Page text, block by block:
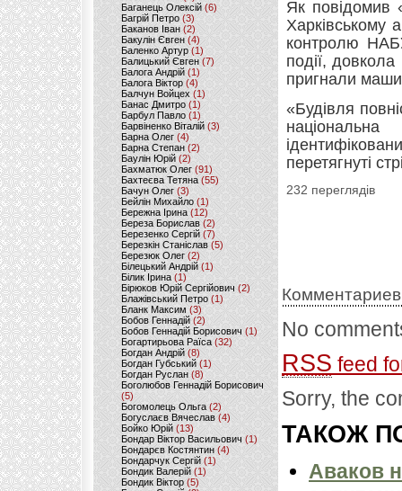
Баганець Олексій(6)
Багрій Петро (3)
Баканов Іван(2)
Бакулін Євген (4)
Баленко Артур(1)
Балицький Євген(7)
Балога Андрій (1)
Балога Віктор (4)
Балчун Войцех (1)
Банас Дмитро (1)
Барбул Павло(1)
Барвіненко Віталій(3)
Барна Олег (4)
Барна Степан (2)
Баулін Юрій (2)
Бахматюк Олег (91)
Бахтеєва Тетяна(55)
Бачун Олег (3)
Бейлін Михайло (1)
Бережна Ірина(12)
Береза Борислав(2)
Березенко Сергій (7)
Березкін Станіслав (5)
Березюк Олег(2)
Білецький Андрій (1)
Білик Ірина (1)
Бірюков Юрій Сергійович (2)
Блажівський Петро (1)
Бланк Максим(3)
Бобов Геннадій (2)
Бобов Геннадій Борисович (1)
Богартирьова Раїса (32)
Богдан Андрій(8)
Богдан Губський (1)
Богдан Руслан(8)
Боголюбов Геннадій Борисович
(5)
Богомолець Ольга (2)
Богуслаєв Вячеслав (4)
Бойко Юрій (13)
Бондар Віктор Васильович (1)
Бондарєв Костянтин (4)
Бондарчук Сергій(1)
Бондик Валерій (1)
Бондик Віктор(5)
Як повідомив
Харківському
контролю
події,
пригнали
«Будівля
перетягнуті
232 переглядів
No
RSS feed
Sorry, the
ТАКОЖ
Аваков